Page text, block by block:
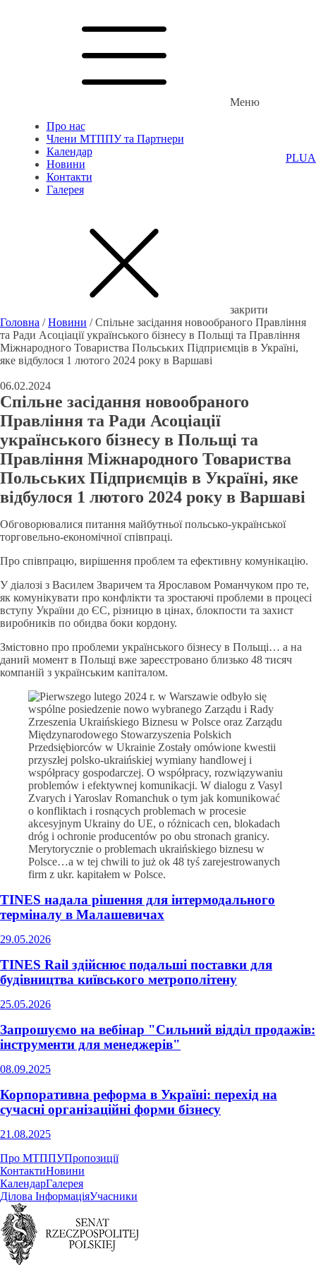
Меню
Про нас
Члени МТППУ та Партнери
Календар
Новини
Контакти
Галерея
закрити
PLUA
Головна / Новини / Спільне засідання новообраного Правління
та Ради Асоціації українського бізнесу в Польщі та Правління
Міжнародного Товариства Польських Підприємців в Україні,
яке відбулося 1 лютого 2024 року в Варшаві
06.02.2024
Спільне засідання новообраного
Правління та Ради Асоціації
українського бізнесу в Польщі та
Правління Міжнародного Товариства
Польських Підприємців в Україні, яке
відбулося 1 лютого 2024 року в Варшаві
Обговорювалися питання майбутньої польсько-української
торговельно-економічної співпраці.
Про співпрацю, вирішення проблем та ефективну комунікацію.
У діалозі з Василем Зваричем та Ярославом Романчуком про те,
як комунікувати про конфлікти та зростаючі проблеми в процесі
вступу України до ЄС, різницю в цінах, блокпости та захист
виробників по обидва боки кордону.
Змістовно про проблеми українського бізнесу в Польщі… а на
даний момент в Польщі вже зареєстровано близько 48 тисяч
компаній з українським капіталом.
TINES надала рішення для інтермодального
терміналу в Малашевичах
29.05.2026
TINES Rail здійснює подальші поставки для
будівництва київського метрополітену
25.05.2026
Запрошуємо на вебінар "Сильний відділ продажів:
інструменти для менеджерів"
08.09.2025
Корпоративна реформа в Україні: перехід на
сучасні організаційні форми бізнесу
21.08.2025
Про МТППУПропозиції
КонтактиНовини
КалендарГалерея
Ділова ІнформаціяУчасники